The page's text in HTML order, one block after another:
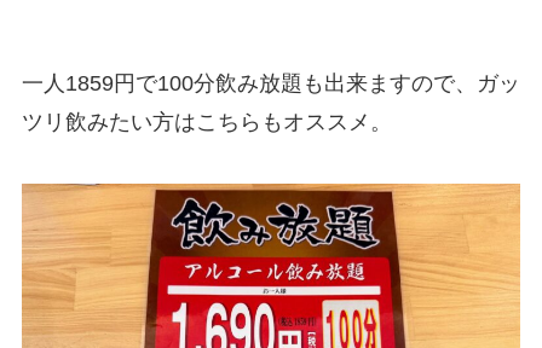
一人1859円で100分飲み放題も出来ますので、ガッ
ツリ飲みたい方はこちらもオススメ。